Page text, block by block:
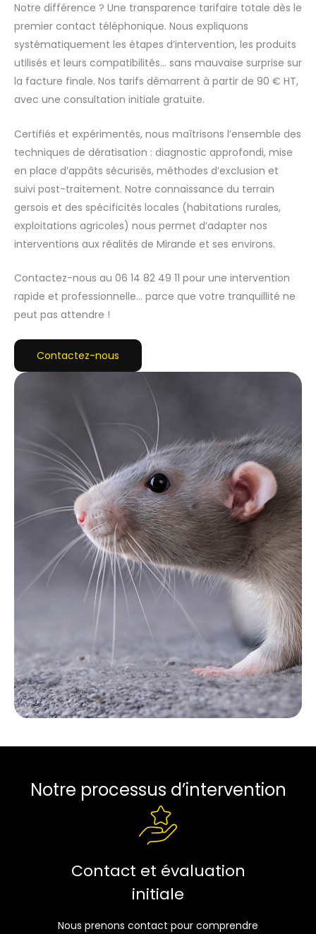
Notre différence ? Une transparence tarifaire totale dès le
premier contact téléphonique. Nous expliquons
systématiquement les étapes d’intervention, les produits
utilisés et leurs compatibilités… sans mauvaise surprise sur
la facture finale. Nos tarifs démarrent à partir de 90 € HT,
avec une consultation initiale gratuite.
Certifiés et expérimentés, nous maîtrisons l’ensemble des
techniques de dératisation : diagnostic approfondi, mise
en place d’appâts sécurisés, méthodes d’exclusion et
suivi post-traitement. Notre connaissance du terrain
gersois et des spécificités locales (habitations rurales,
exploitations agricoles) nous permet d’adapter nos
interventions aux réalités de Mirande et ses environs.
Contactez-nous au 06 14 82 49 11 pour une intervention
rapide et professionnelle… parce que votre tranquillité ne
peut pas attendre !
Contactez-nous
Notre processus d’intervention
Contact et évaluation
initiale
Nous prenons contact pour comprendre